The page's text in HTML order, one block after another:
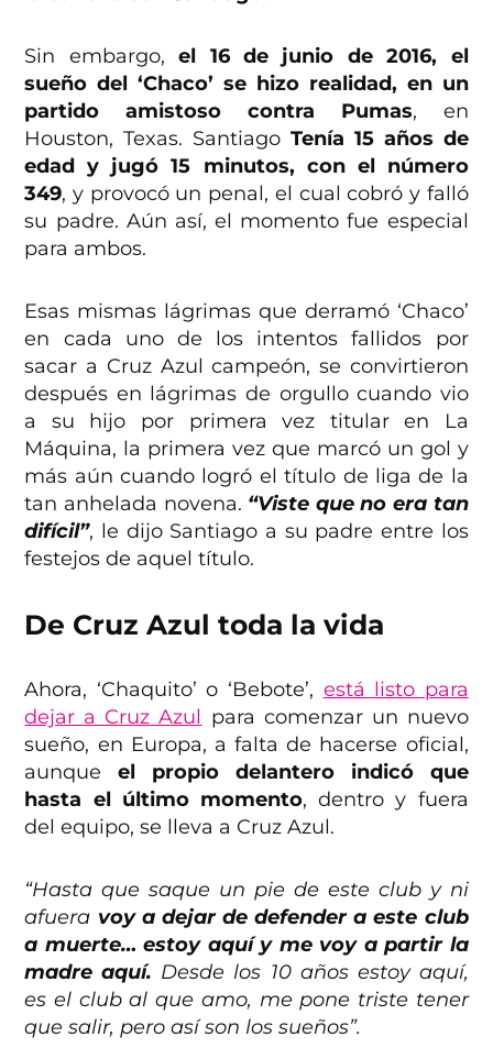
Sin embargo,el 16 de junio de 2016, el
sueño del ‘Chaco’ se hizo realidad, en un
partido amistoso contra Pumas, en
Houston, Texas. Santiago Tenía 15 años de
edad y jugó 15 minutos, con el número
349, y provocó un penal, el cual cobró y falló
su padre. Aún así, el momento fue especial
para ambos.
Esas mismas lágrimas que derramó ‘Chaco’
en cada uno de los intentos fallidos por
sacar a Cruz Azul campeón, se convirtieron
después en lágrimas de orgullo cuando vio
a su hijo por primera vez titular en La
Máquina, la primera vez que marcó un gol y
más aún cuando logró el título de liga de la
tan anhelada novena. “Viste que no era tan
difícil”, le dijo Santiago a su padre entre los
festejos de aquel título.
De Cruz Azul toda la vida
Ahora, ‘Chaquito’ o ‘Bebote’, está listo para
dejar a Cruz Azul para comenzar un nuevo
sueño, en Europa, a falta de hacerse oficial,
aunqueel propio delantero indicó que
hasta el último momento, dentro y fuera
del equipo, se lleva a Cruz Azul.
“Hasta que saque un pie de este club y ni
afuera voy a dejar de defender a este club
a muerte… estoy aquí y me voy a partir la
madre aquí. Desde los 10 años estoy aquí,
es el club al que amo, me pone triste tener
que salir, pero así son los sueños”.